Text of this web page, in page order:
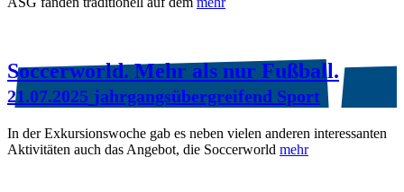
Soccerworld. Mehr als nur Fußball.
21.07.2025 jahrgangsübergreifend Sport
In der Exkursionswoche gab es neben vielen anderen interessanten
Aktivitäten auch das Angebot, die Soccerworld mehr